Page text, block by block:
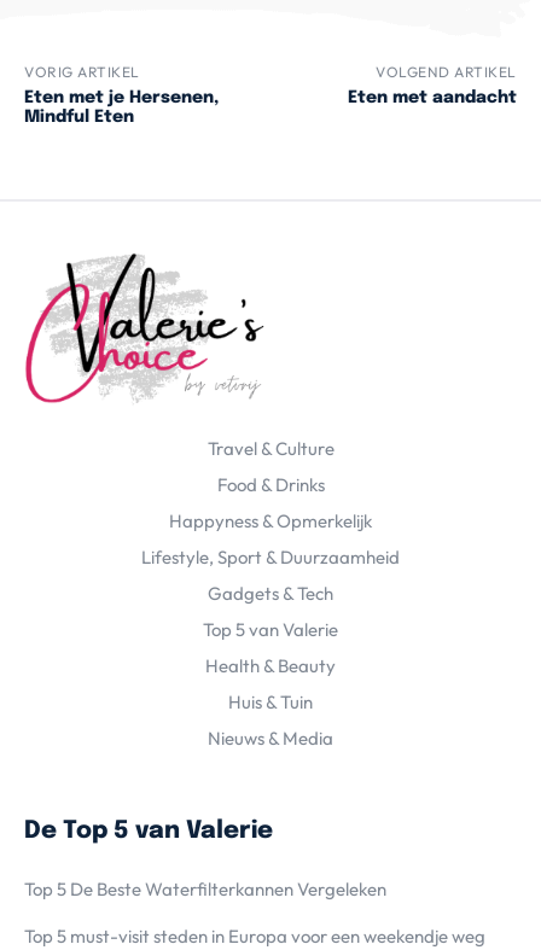
VORIG ARTIKEL
Eten met je Hersenen,
Mindful Eten
VOLGEND ARTIKEL
Eten met aandacht
Travel & Culture
Food & Drinks
Happyness & Opmerkelijk
Lifestyle, Sport & Duurzaamheid
Gadgets & Tech
Top 5 van Valerie
Health & Beauty
Huis & Tuin
Nieuws & Media
De Top 5 van Valerie
Top 5 De Beste Waterfilterkannen Vergeleken
Top 5 must-visit steden in Europa voor een weekendje weg